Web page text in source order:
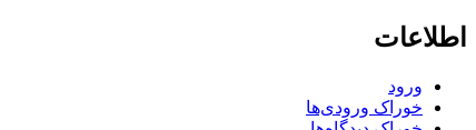
اطلاعات
ورود
خوراک ورودی‌ها